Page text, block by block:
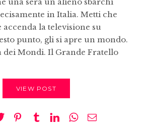
una sera un alieno sbarchi
in Italia. Metti che
accenda la televisione su
punto, gli si apre un mondo.
dei Mondi. Il Grande Fratello
VIEW POST